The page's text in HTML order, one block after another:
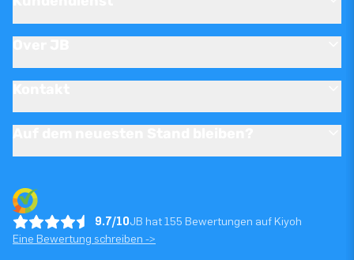
9.7/10JB hat 155 Bewertungen auf Kiyoh
Eine Bewertung schreiben ->